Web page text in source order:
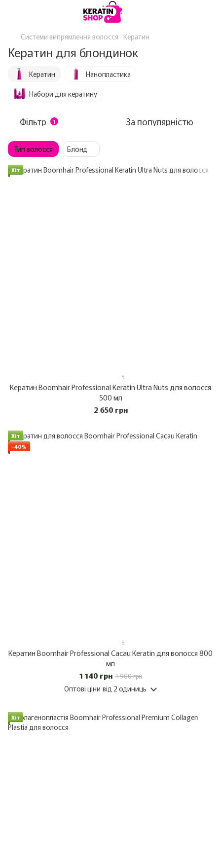
Системи випрямлення волосся Кератин
Кератин для блондинок
Кератин
Нанопластика
Набори для кератину
Фільтр 1 За популярністю
Тип волосся Блонд
Хіт
5
Кератин Boomhair Professional Keratin Ultra Nuts для волосся
500 мл
2 650 грн
Хіт
−40%
5
Кератин Boomhair Professional Cacau Keratin для волосся 800
мл
1 140 грн 1 900 грн
Оптові ціни від 2 одиниць
Хіт